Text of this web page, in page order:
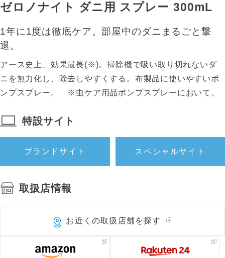
ゼロノナイト ダニ用 スプレー 300mL
1年に1度は徹底ケア。部屋中のダニまるごと撃
退。
アース史上、効果最長(※)。掃除機で吸い取り切れないダ
ニを無力化し、除去しやすくする。布製品に使いやすいポ
ンプスプレー。 ※虫ケア用品ポンプスプレーにおいて。
特設サイト
ブランドサイト スペシャルサイト
取扱店情報
お近くの取扱店舗を探す